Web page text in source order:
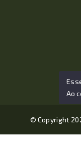
© Copyright
Ao